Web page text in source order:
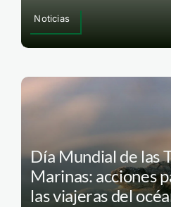
Noticias
Día Mundial de las
Marinas: acciones
las viajeras del